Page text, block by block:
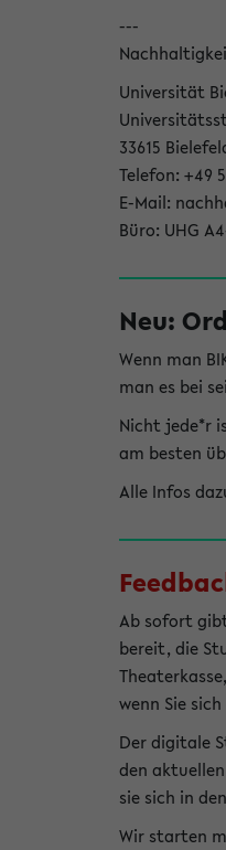
---
Universität
33615
Telefon: +49
E-Mail:
Büro: UHG
Neu:
Wenn man
man es bei
Nicht jede*r
am besten
Alle Infos
Ab sofort
bereit, die
wenn Sie
Der digitale
den
sie sich in
Wir starten